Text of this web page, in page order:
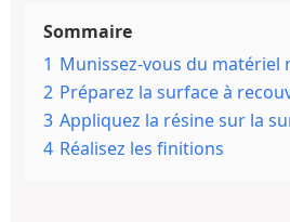
Sommaire
1 Munissez-vous du matériel
2 Préparez la surface à
3 Appliquez la résine sur la
4 Réalisez les finitions